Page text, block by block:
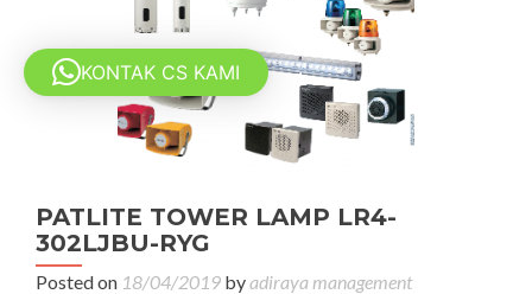
PATLITE TOWER LAMP LR4-
302LJBU-RYG
Posted on 18/04/2019 byadiraya management
KONTAK CS KAMI